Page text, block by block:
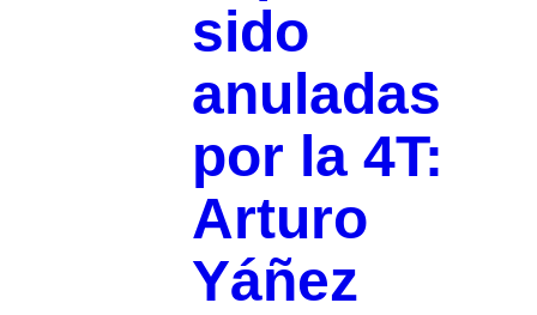
sido
anuladas
por la 4T:
Arturo
Yáñez